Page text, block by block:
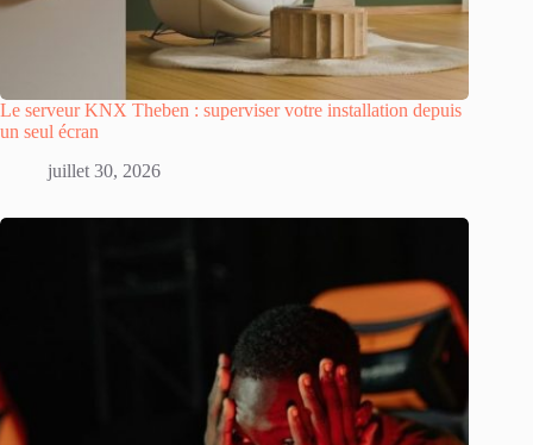
Le serveur KNX Theben : superviser votre installation depuis
un seul écran
juillet 30, 2026